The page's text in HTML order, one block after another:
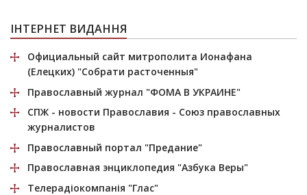
ІНТЕРНЕТ ВИДАННЯ
Официальный сайт митрополита Ионафана
(Елецких) "Собрати расточенныя"
Православный журнал "ФОМА В УКРАИНЕ"
СПЖ - новости Православия - Союз православных
журналистов
Православный портал "Предание"
Православная энциклопедия "Азбука Веры"
Телерадіокомпанія "Глас"